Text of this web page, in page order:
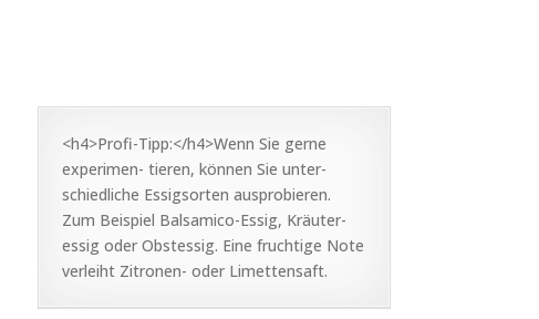
<h4>Profi-Tipp:</h4>Wenn Sie gerne
experimen- tieren, können Sie unter-
schiedliche Essigsorten ausprobieren.
Zum Beispiel Balsamico-Essig, Kräuter-
essig oder Obstessig. Eine fruchtige Note
verleiht Zitronen- oder Limettensaft.